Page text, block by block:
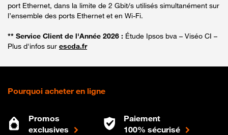
port Ethernet, dans la limite de 2 Gbit/s utilisés simultanément sur
l’ensemble des ports Ethernet et en Wi-Fi.
** Service Client de l'Année 2026 : Étude Ipsos bva – Viséo CI –
Plus d'infos sur escda.fr
Pourquoi acheter en ligne
Promos
exclusives
Paiement
100% sécurisé